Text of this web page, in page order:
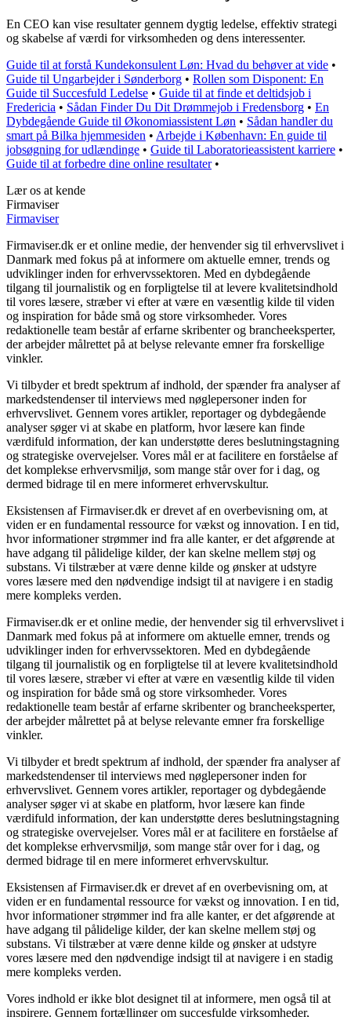
En CEO kan vise resultater gennem dygtig ledelse, effektiv strategi
og skabelse af værdi for virksomheden og dens interessenter.
Guide til at forstå Kundekonsulent Løn: Hvad du behøver at vide •
Guide til Ungarbejder i Sønderborg • Rollen som Disponent: En
Guide til Succesfuld Ledelse • Guide til at finde et deltidsjob i
Fredericia • Sådan Finder Du Dit Drømmejob i Fredensborg • En
Dybdegående Guide til Økonomiassistent Løn • Sådan handler du
smart på Bilka hjemmesiden • Arbejde i København: En guide til
jobsøgning for udlændinge • Guide til Laboratorieassistent karriere •
Guide til at forbedre dine online resultater•
Lær os at kende
Firmaviser
Firmaviser
Firmaviser.dk er et online medie, der henvender sig til erhvervslivet i
Danmark med fokus på at informere om aktuelle emner, trends og
udviklinger inden for erhvervssektoren. Med en dybdegående
tilgang til journalistik og en forpligtelse til at levere kvalitetsindhold
til vores læsere, stræber vi efter at være en væsentlig kilde til viden
og inspiration for både små og store virksomheder. Vores
redaktionelle team består af erfarne skribenter og brancheeksperter,
der arbejder målrettet på at belyse relevante emner fra forskellige
vinkler.
Vi tilbyder et bredt spektrum af indhold, der spænder fra analyser af
markedstendenser til interviews med nøglepersoner inden for
erhvervslivet. Gennem vores artikler, reportager og dybdegående
analyser søger vi at skabe en platform, hvor læsere kan finde
værdifuld information, der kan understøtte deres beslutningstagning
og strategiske overvejelser. Vores mål er at facilitere en forståelse af
det komplekse erhvervsmiljø, som mange står over for i dag, og
dermed bidrage til en mere informeret erhvervskultur.
Eksistensen af Firmaviser.dk er drevet af en overbevisning om, at
viden er en fundamental ressource for vækst og innovation. I en tid,
hvor informationer strømmer ind fra alle kanter, er det afgørende at
have adgang til pålidelige kilder, der kan skelne mellem støj og
substans. Vi tilstræber at være denne kilde og ønsker at udstyre
vores læsere med den nødvendige indsigt til at navigere i en stadig
mere kompleks verden.
Firmaviser.dk er et online medie, der henvender sig til erhvervslivet i
Danmark med fokus på at informere om aktuelle emner, trends og
udviklinger inden for erhvervssektoren. Med en dybdegående
tilgang til journalistik og en forpligtelse til at levere kvalitetsindhold
til vores læsere, stræber vi efter at være en væsentlig kilde til viden
og inspiration for både små og store virksomheder. Vores
redaktionelle team består af erfarne skribenter og brancheeksperter,
der arbejder målrettet på at belyse relevante emner fra forskellige
vinkler.
Vi tilbyder et bredt spektrum af indhold, der spænder fra analyser af
markedstendenser til interviews med nøglepersoner inden for
erhvervslivet. Gennem vores artikler, reportager og dybdegående
analyser søger vi at skabe en platform, hvor læsere kan finde
værdifuld information, der kan understøtte deres beslutningstagning
og strategiske overvejelser. Vores mål er at facilitere en forståelse af
det komplekse erhvervsmiljø, som mange står over for i dag, og
dermed bidrage til en mere informeret erhvervskultur.
Eksistensen af Firmaviser.dk er drevet af en overbevisning om, at
viden er en fundamental ressource for vækst og innovation. I en tid,
hvor informationer strømmer ind fra alle kanter, er det afgørende at
have adgang til pålidelige kilder, der kan skelne mellem støj og
substans. Vi tilstræber at være denne kilde og ønsker at udstyre
vores læsere med den nødvendige indsigt til at navigere i en stadig
mere kompleks verden.
Vores indhold er ikke blot designet til at informere, men også til at
inspirere. Gennem fortællinger om succesfulde virksomheder,